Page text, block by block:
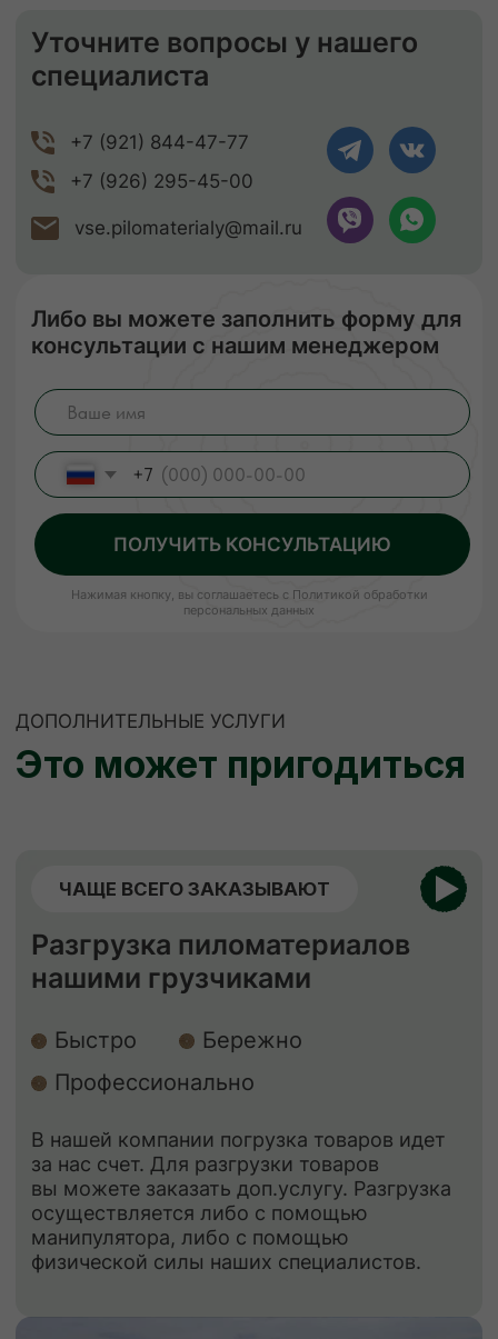
Сухая древесина прочнее дерева
с естественной влажностью!
ЗАКАЗАТЬ
Изготовление пиломатериалов
по индивидуальным размерам
Наша команда изготовит по вашему чертежу
продукцию (до 400 мм шириной) быстро,
качественно и по цене ниже рыночной.
Рассчитываем стоимость сразу, никаких
ЕСЛИ НУЖНО
Обработка пиломатериалов
древесине устойчивости к возгоранию
и к поражению грибами, насекомыми
и бактериями.
Обработка антисептикомспособствует
защите древесины от биоповреждений,
огня, гниения, плесени, синевы,
насекомых-древоточцев и т. д.
ЕСЛИ НУЖНО ЗАЩИТИТЬ
Высокое качество Короткие
сроки
Низкие цены
Огнебиозащита
Обработка антисептиком “Сенеж”